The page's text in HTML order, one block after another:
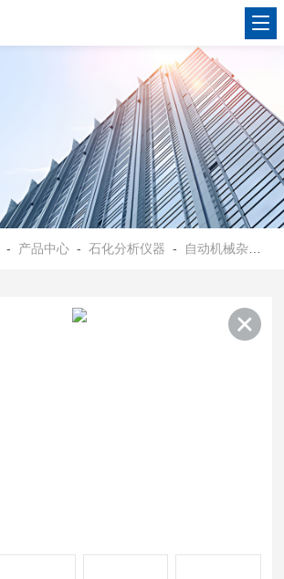
- 产品中心 -石化分析仪器 - 自动机械杂质测定仪